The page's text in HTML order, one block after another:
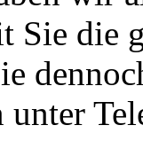
Sie die
unter